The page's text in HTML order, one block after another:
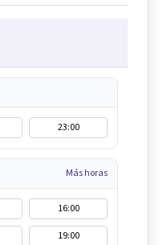
23:00
Más horas
16:00
19:00